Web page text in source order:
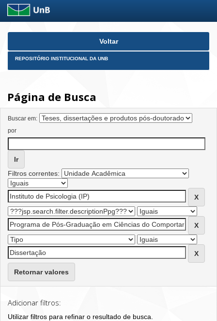
Skip
Voltar
REPOSITÓRIO INSTITUCIONAL DA UNB
Página de Busca
Buscar em:
por
Filtros correntes:
Retornar valores
Adicionar filtros:
Utilizar filtros para refinar o resultado de busca.